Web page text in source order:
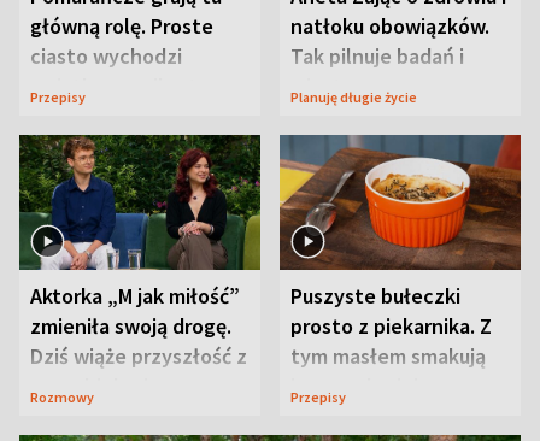
główną rolę. Proste
ciasto wychodzi
wyjątkowo wilgotne
Przepisy
natłoku obowiązków.
Tak pilnuje badań i
wizyt
Planuję długie życie
Aktorka „M jak miłość”
zmieniła swoją drogę.
Dziś wiąże przyszłość z
neurobiologią
Rozmowy
Puszyste bułeczki
prosto z piekarnika. Z
tym masłem smakują
jeszcze lepiej
Przepisy